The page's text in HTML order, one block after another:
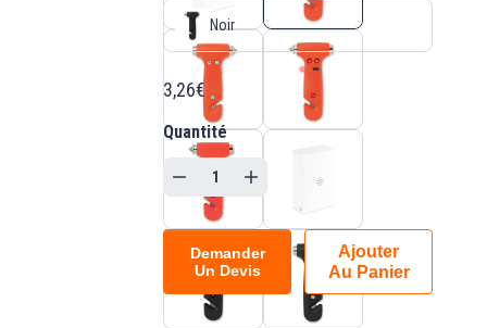
Noir
3,26€
Quantité
Demander
Un Devis
Ajouter
Au Panier